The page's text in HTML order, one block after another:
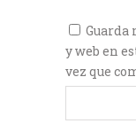
y web en
vez que